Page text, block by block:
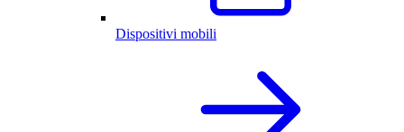
Dispositivi mobili